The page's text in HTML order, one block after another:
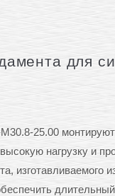
для
25.00
нагрузку и
изготавливаемого